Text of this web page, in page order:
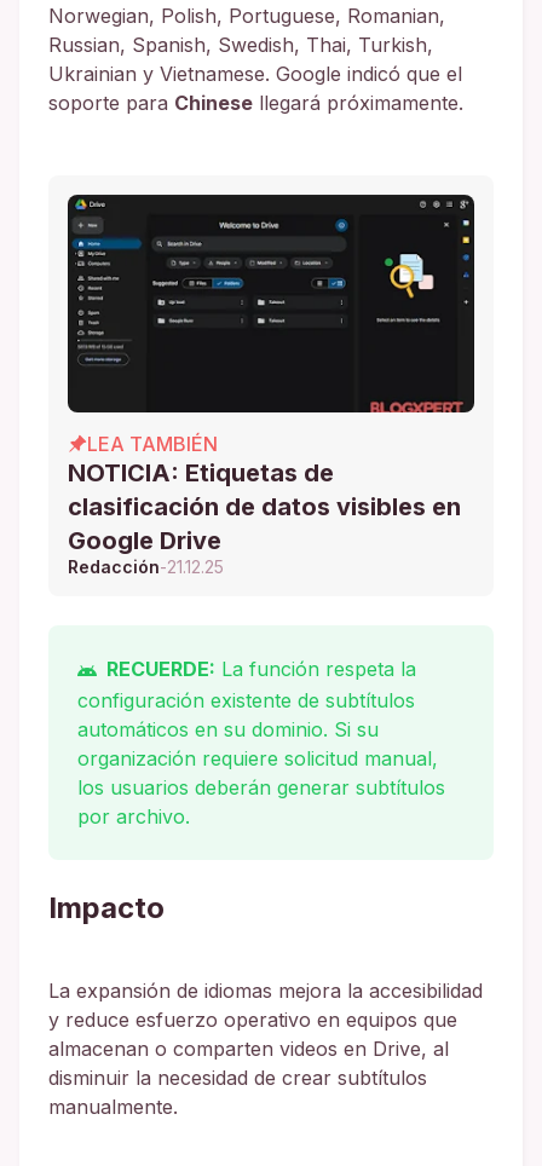
Norwegian, Polish, Portuguese, Romanian,
Russian, Spanish, Swedish, Thai, Turkish,
Ukrainian y Vietnamese. Google indicó que el
soporte para Chinese llegará próximamente.
LEA TAMBIÉN
NOTICIA: Etiquetas de
clasificación de datos visibles en
Google Drive
Redacción-21.12.25
RECUERDE: La función respeta la
configuración existente de subtítulos
automáticos en su dominio. Si su
organización requiere solicitud manual,
los usuarios deberán generar subtítulos
por archivo.
Impacto
La expansión de idiomas mejora la accesibilidad
y reduce esfuerzo operativo en equipos que
almacenan o comparten videos en Drive, al
disminuir la necesidad de crear subtítulos
manualmente.